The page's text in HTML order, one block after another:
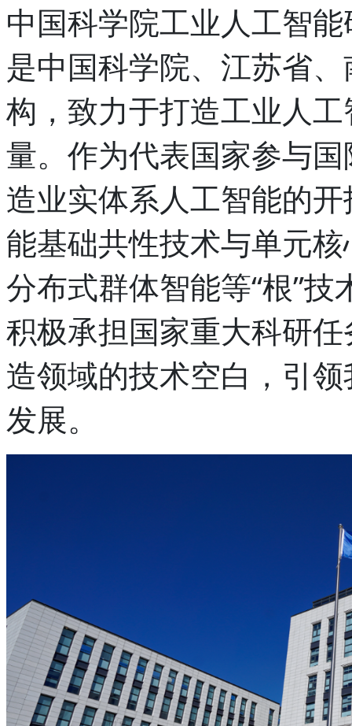
中国科学院工业人工智
是中国科学院、江苏省
构，致力于打造工业人
量。作为代表国家参与
造业实体系人工智能的
能基础共性技术与单元
分布式群体智能等“根”
积极承担国家重大科研
造领域的技术空白，引
发展。